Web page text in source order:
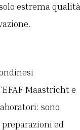
estrema qualità
Maastricht e
sono
ed